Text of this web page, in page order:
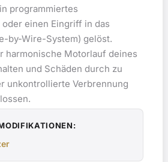
programmiertes
einen Eingriff in das
by-Wire-System) gelöst.
harmonische Motorlauf deines
und Schäden durch zu
unkontrollierte Verbrennung